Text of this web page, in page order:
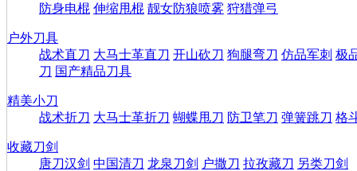
防身电棍 伸缩甩棍 靓女防狼喷雾 狩猎弹弓
户外刀具
战术直刀 大马士革直刀 开山砍刀 狗腿弯刀 仿品军刺 极
刀 国产精品刀具
精美小刀
战术折刀 大马士革折刀 蝴蝶甩刀 防卫笔刀 弹簧跳刀 格
收藏刀剑
唐刀汉剑 中国清刀 龙泉刀剑 户撒刀 拉孜藏刀 另类刀剑